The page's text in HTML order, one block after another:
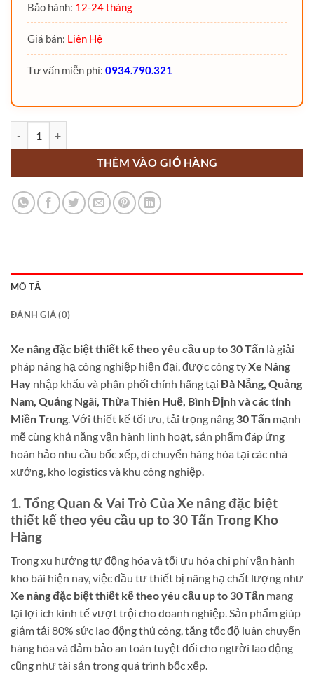
Bảo hành: 12-24 tháng
Giá bán: Liên Hệ
Tư vấn miễn phí: 0934.790.321
THÊM VÀO GIỎ HÀNG
MÔ TẢ
ĐÁNH GIÁ (0)
Xe nâng đặc biệt thiết kế theo yêu cầu up to 30 Tấn là giải
pháp nâng hạ công nghiệp hiện đại, được công tyXe Nâng
Hay nhập khẩu và phân phối chính hãng tại Đà Nẵng, Quảng
Nam, Quảng Ngãi, Thừa Thiên Huế, Bình Định và các tỉnh
Miền Trung. Với thiết kế tối ưu, tải trọng nâng 30 Tấn mạnh
mẽ cùng khả năng vận hành linh hoạt, sản phẩm đáp ứng
hoàn hảo nhu cầu bốc xếp, di chuyển hàng hóa tại các nhà
xưởng, kho logistics và khu công nghiệp.
1. Tổng Quan & Vai Trò Của Xe nâng đặc biệt
thiết kế theo yêu cầu up to 30 Tấn Trong Kho
Hàng
Trong xu hướng tự động hóa và tối ưu hóa chi phí vận hành
kho bãi hiện nay, việc đầu tư thiết bị nâng hạ chất lượng như
Xe nâng đặc biệt thiết kế theo yêu cầu up to 30 Tấn mang
lại lợi ích kinh tế vượt trội cho doanh nghiệp. Sản phẩm giúp
giảm tải 80% sức lao động thủ công, tăng tốc độ luân chuyển
hàng hóa và đảm bảo an toàn tuyệt đối cho người lao động
cũng như tài sản trong quá trình bốc xếp.